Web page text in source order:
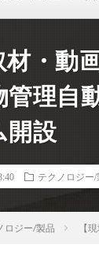
材・
管理自
開設
テクノロジー/
ロジー/製品 【